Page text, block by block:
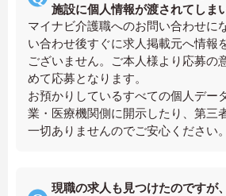
施設に個人情報が渡されてしま
マイナビ介護職へのお問い合わせに
い合わせ後すぐに求人掲載元へ情報
ございません。ご本人様より応募の
めて応募となります。
お預かりしているすべての個人デー
業・医療機関側に開示したり、第三
一切ありませんのでご安心ください。
現職の求人も見つけたのですが